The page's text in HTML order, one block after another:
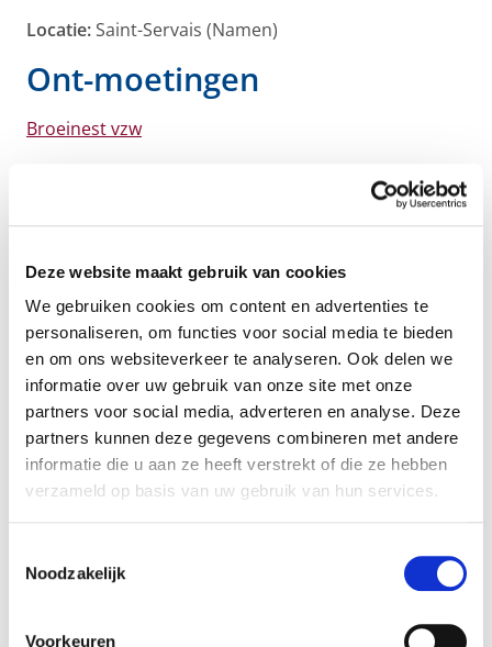
Deze website maakt gebruik van cookies
We gebruiken cookies om content en advertenties te
personaliseren, om functies voor social media te bieden
en om ons websiteverkeer te analyseren. Ook delen we
informatie over uw gebruik van onze site met onze
partners voor social media, adverteren en analyse. Deze
partners kunnen deze gegevens combineren met andere
informatie die u aan ze heeft verstrekt of die ze hebben
verzameld op basis van uw gebruik van hun services.
Noodzakelijk
Voorkeuren
Locatie:Saint-Servais (Namen)
Ont-moetingen
Broeinest vzw
mentale welzijn van jongvolwassenen (16-30 jaar) te
versterken en betekenisvolle sociale connecties te
gespecialiseerde coaching werkt het team,
bestaande uit klinisch psychologen en klinisch
orthopedagogen, aan het ontwikkelen van
zelfvertrouwen en zelfkennis bij de deelnemers. Dit
project biedt concrete hulpmiddelen om hen te
helpen hun dagelijks leven te beheren en hun
veerkracht te versterken. Broeinest creëert ook een
ruimte waar oprechte vriendschappen kunnen
ontstaan, wat bijdraagt aan het verminderen van
voelen en gesteund worden in hun persoonlijke
Locatie:Gent